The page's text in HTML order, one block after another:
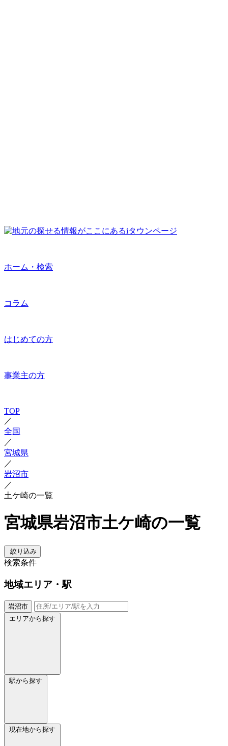
ホーム・検索
コラム
はじめての方
事業主の方
TOP
／
全国
／
宮城県
／
岩沼市
／
土ケ崎の一覧
宮城県岩沼市土ケ崎の一覧
絞り込み
検索条件
地域エリア・駅
岩沼市
エリアから探す
駅から探す
現在地から探す